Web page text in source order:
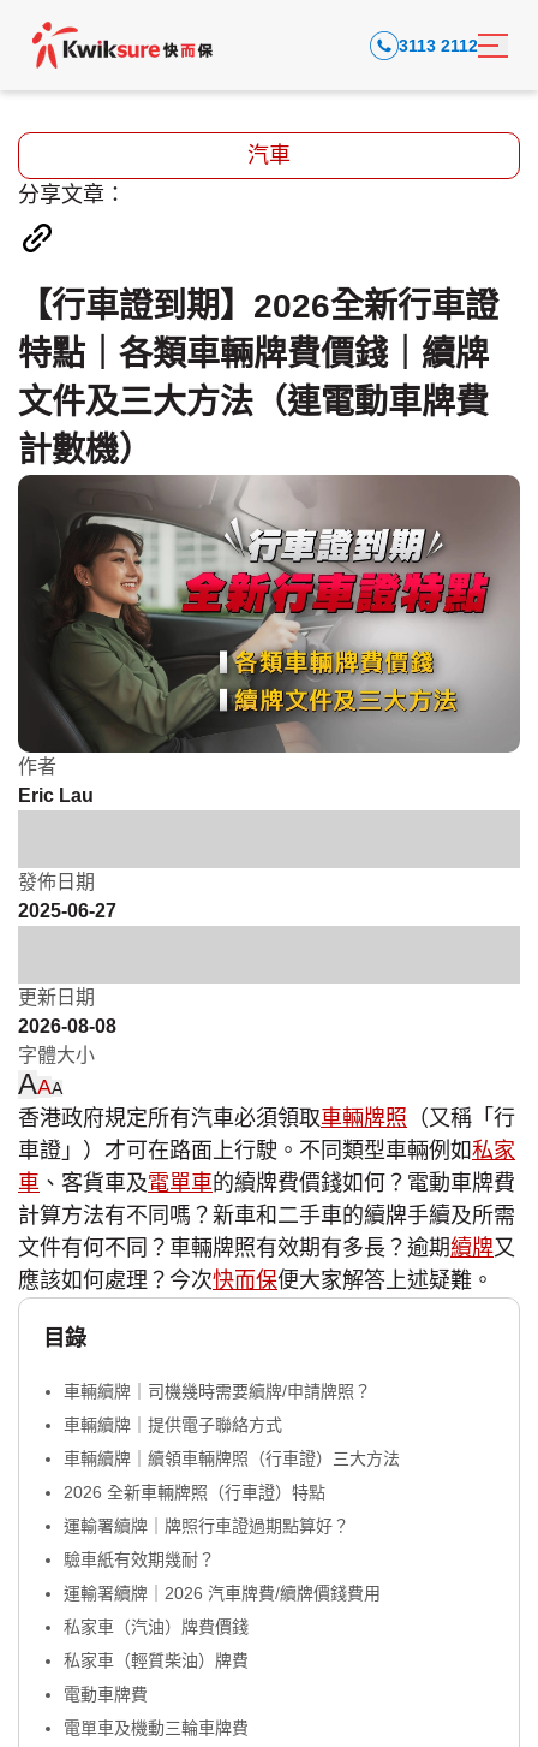
3113 2112
汽車
分享文章：
【行車證到期】2026全新行車證
特點｜各類車輛牌費價錢｜續牌
文件及三大方法（連電動車牌費
計數機）
作者
Eric Lau
發佈日期
2025-06-27
更新日期
2026-08-08
字體大小
AAA
香港政府規定所有汽車必須領取車輛牌照 （又稱「行
車證」）才可在路面上行駛。不同類型車輛例如私家
車 、客貨車及電單車的續牌費價錢如何？電動車牌費
計算方法有不同嗎？新車和二手車的續牌手續及所需
文件有何不同？車輛牌照有效期有多長？逾期續牌又
應該如何處理？今次快而保便大家解答上述疑難。
目錄
車輛續牌｜司機幾時需要續牌/申請牌照？
車輛續牌｜提供電子聯絡方式
車輛續牌｜續領車輛牌照（行車證）三大方法
2026 全新車輛牌照（行車證）特點
運輸署續牌｜牌照行車證過期點算好？
驗車紙有效期幾耐？
運輸署續牌｜2026 汽車牌費/續牌價錢費用
私家車（汽油）牌費價錢
私家車（輕質柴油）牌費
電動車牌費
電單車及機動三輪車牌費